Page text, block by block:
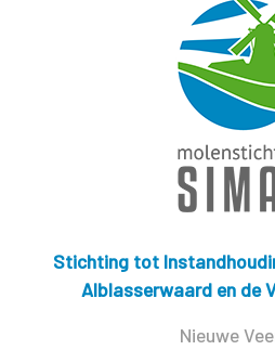
Stichting tot
Alblasserwaard en de
Nieuwe